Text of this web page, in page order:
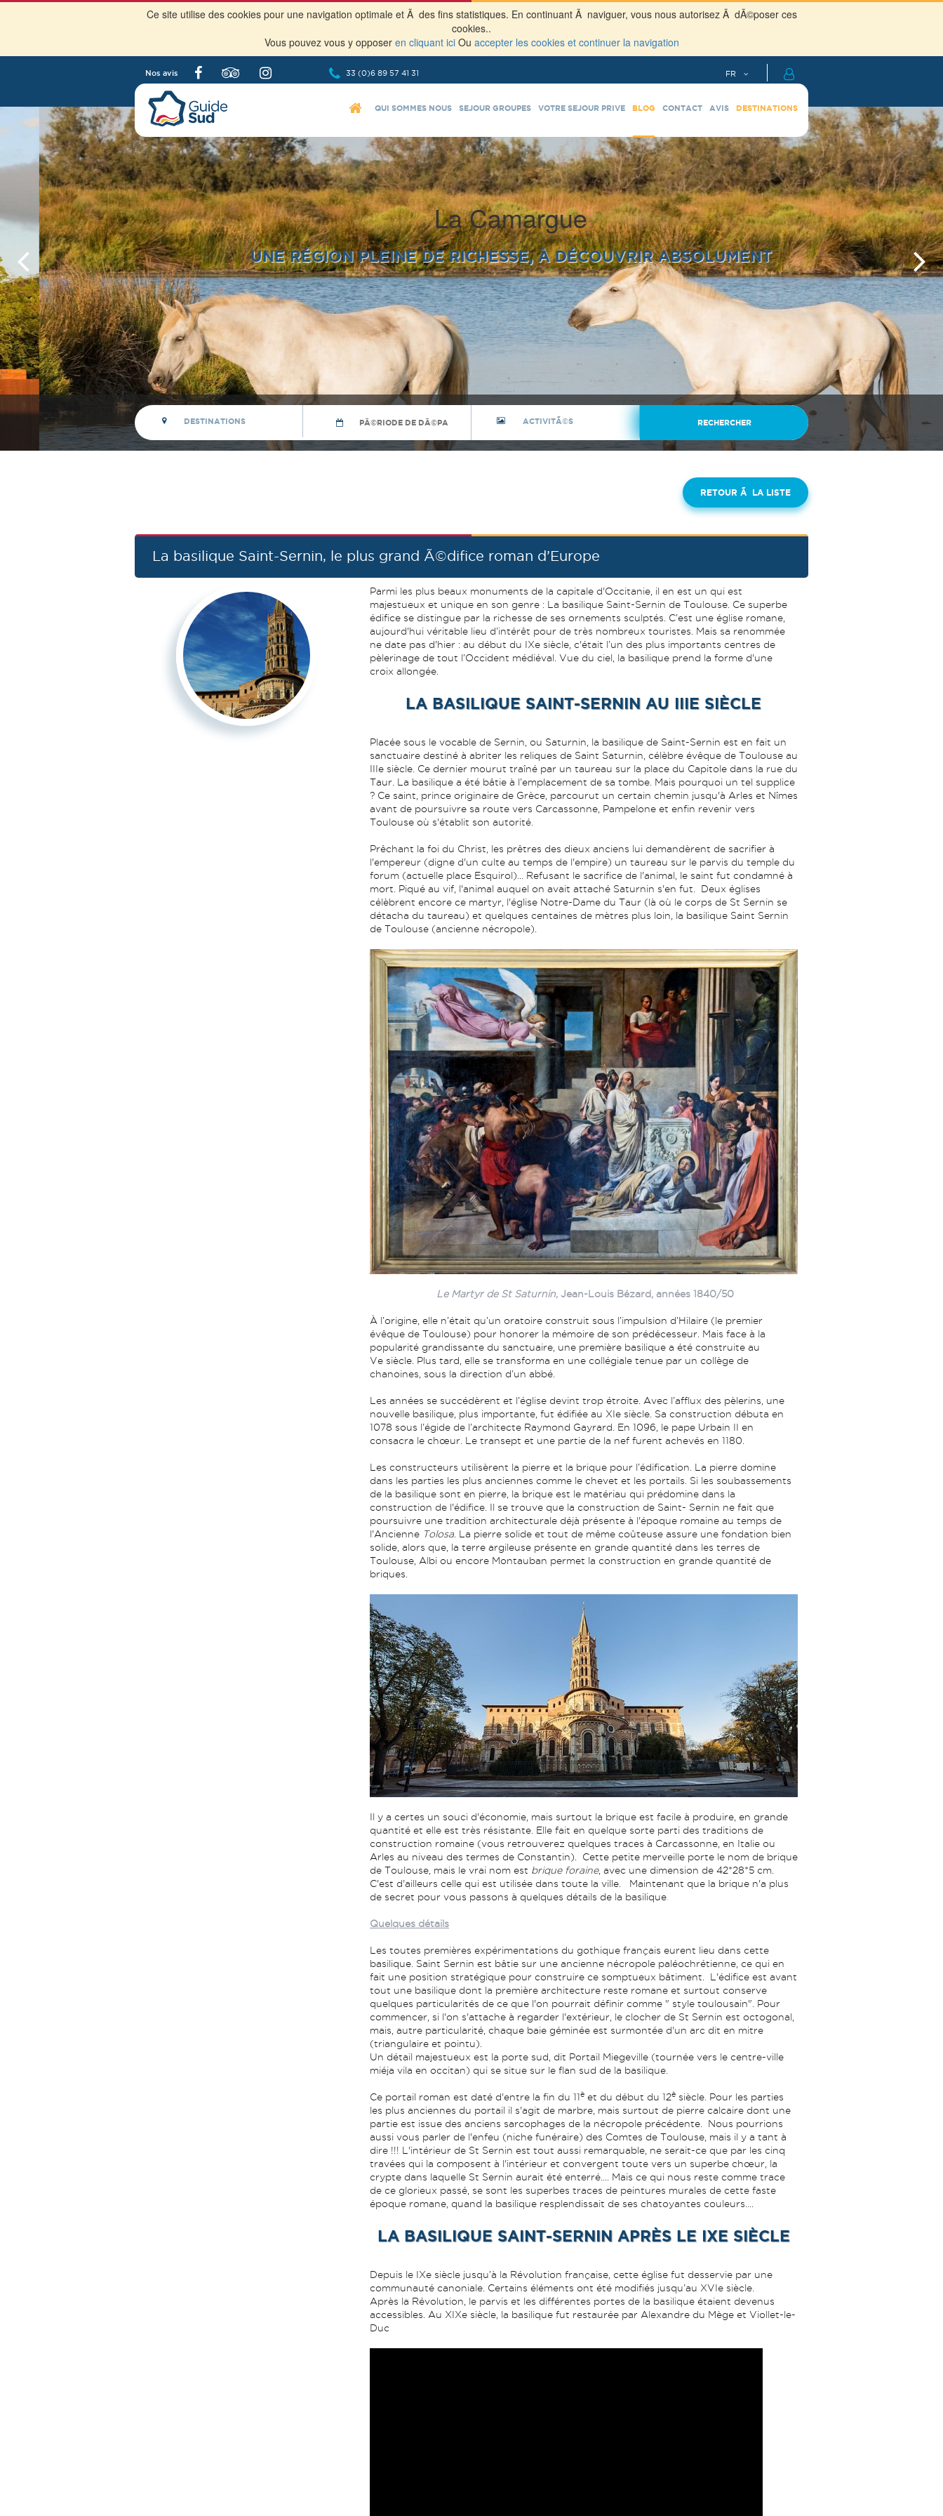
Ce site utilise des cookies pour une navigation optimale et Ã des fins statistiques. En continuant Ã naviguer, vous nous autorisez Ã dÃ©poser ces
cookies..
Vous pouvez vous y opposer en cliquant iciOu accepter les cookies et continuer la navigation
Nos avis 33 (0)6 89 57 41 31
QUI SOMMES NOUS SEJOUR GROUPES VOTRE SEJOUR PRIVE BLOG CONTACT AVIS DESTINATIONS
La Camargue
UNE RÉGION PLEINE DE RICHESSE, À DÉCOUVRIR ABSOLUMENT
RETOUR Ã LA LISTE
La basilique Saint-Sernin, le plus grand Ã©difice roman d’Europe
Parmi les plus beaux monuments de la capitale d'Occitanie, il en est un qui est
majestueux et unique en son genre : La basilique Saint-Sernin de Toulouse. Ce superbe
édifice se distingue par la richesse de ses ornements sculptés. C’est une église romane,
aujourd'hui véritable lieu d’intérêt pour de très nombreux touristes. Mais sa renommée
ne date pas d'hier : au début du IXe siècle, c'était l’un des plus importants centres de
pèlerinage de tout l’Occident médiéval. Vue du ciel, la basilique prend la forme d'une
croix allongée.
LA BASILIQUE SAINT-SERNIN AU IIIE SIÈCLE
Placée sous le vocable de Sernin, ou Saturnin, la basilique de Saint-Sernin est en fait un
sanctuaire destiné à abriter les reliques de Saint Saturnin, célèbre évêque de Toulouse au
IIIe siècle. Ce dernier mourut traîné par un taureau sur la place du Capitole dans la rue du
Taur. La basilique a été bâtie à l’emplacement de sa tombe. Mais pourquoi un tel supplice
? Ce saint, prince originaire de Grèce, parcourut un certain chemin jusqu'à Arles et Nîmes
avant de poursuivre sa route vers Carcassonne, Pampelone et enfin revenir vers
Toulouse où s'établit son autorité.
Prêchant la foi du Christ, les prêtres des dieux anciens lui demandèrent de sacrifier à
l'empereur (digne d'un culte au temps de l'empire) un taureau sur le parvis du temple du
forum (actuelle place Esquirol)... Refusant le sacrifice de l'animal, le saint fut condamné à
mort. Piqué au vif, l'animal auquel on avait attaché Saturnin s'en fut. Deux églises
célèbrent encore ce martyr, l'église Notre-Dame du Taur (là où le corps de St Sernin se
détacha du taureau) et quelques centaines de mètres plus loin, la basilique Saint Sernin
de Toulouse (ancienne nécropole).
Le Martyr de St Saturnin, Jean-Louis Bézard, années 1840/50
À l’origine, elle n’était qu’un oratoire construit sous l’impulsion d’Hilaire (le premier
évêque de Toulouse) pour honorer la mémoire de son prédécesseur. Mais face à la
popularité grandissante du sanctuaire, une première basilique a été construite au
Ve siècle. Plus tard, elle se transforma en une collégiale tenue par un collège de
chanoines, sous la direction d’un abbé.
Les années se succédèrent et l’église devint trop étroite. Avec l’afflux des pèlerins, une
nouvelle basilique, plus importante, fut édifiée au XIe siècle. Sa construction débuta en
1078 sous l’égide de l’architecte Raymond Gayrard. En 1096, le pape Urbain II en
consacra le chœur. Le transept et une partie de la nef furent achevés en 1180.
Les constructeurs utilisèrent la pierre et la brique pour l’édification. La pierre domine
dans les parties les plus anciennes comme le chevet et les portails. Si les soubassements
de la basilique sont en pierre, la brique est le matériau qui prédomine dans la
construction de l'édifice. Il se trouve que la construction de Saint- Sernin ne fait que
poursuivre une tradition architecturale déjà présente à l'époque romaine au temps de
l'Ancienne Tolosa. La pierre solide et tout de même coûteuse assure une fondation bien
solide, alors que, la terre argileuse présente en grande quantité dans les terres de
Toulouse, Albi ou encore Montauban permet la construction en grande quantité de
briques.
Il y a certes un souci d'économie, mais surtout la brique est facile à produire, en grande
quantité et elle est très résistante. Elle fait en quelque sorte parti des traditions de
construction romaine (vous retrouverez quelques traces à Carcassonne, en Italie ou
Arles au niveau des termes de Constantin). Cette petite merveille porte le nom de brique
de Toulouse, mais le vrai nom est brique foraine, avec une dimension de 42*28*5 cm.
C'est d'ailleurs celle qui est utilisée dans toute la ville. Maintenant que la brique n'a plus
de secret pour vous passons à quelques détails de la basilique.
Quelques détails
Les toutes premières expérimentations du gothique français eurent lieu dans cette
basilique. Saint Sernin est bâtie sur une ancienne nécropole paléochrétienne, ce qui en
fait une position stratégique pour construire ce somptueux bâtiment. L'édifice est avant
tout une basilique dont la première architecture reste romane et surtout conserve
quelques particularités de ce que l'on pourrait définir comme " style toulousain". Pour
commencer, si l'on s'attache à regarder l'extérieur, le clocher de St Sernin est octogonal,
mais, autre particularité, chaque baie géminée est surmontée d'un arc dit en mitre
(triangulaire et pointu).
Un détail majestueux est la porte sud, dit Portail Miegeville (tournée vers le centre-ville
miéja vila en occitan) qui se situe sur le flan sud de la basilique.
Ce portail roman est daté d'entre la fin du 11èet du début du 12èsiècle. Pour les parties
les plus anciennes du portail il s'agit de marbre, mais surtout de pierre calcaire dont une
partie est issue des anciens sarcophages de la nécropole précédente. Nous pourrions
aussi vous parler de l'enfeu (niche funéraire) des Comtes de Toulouse, mais il y a tant à
dire !!! L'intérieur de St Sernin est tout aussi remarquable, ne serait-ce que par les cinq
travées qui la composent à l'intérieur et convergent toute vers un superbe chœur, la
crypte dans laquelle St Sernin aurait été enterré.... Mais ce qui nous reste comme trace
de ce glorieux passé, se sont les superbes traces de peintures murales de cette faste
époque romane, quand la basilique resplendissait de ses chatoyantes couleurs....
LA BASILIQUE SAINT-SERNIN APRÈS LE IXE SIÈCLE
Depuis le IXe siècle jusqu’à la Révolution française, cette église fut desservie par une
communauté canoniale. Certains éléments ont été modifiés jusqu’au XVIe siècle.
Après la Révolution, le parvis et les différentes portes de la basilique étaient devenus
accessibles. Au XIXe siècle, la basilique fut restaurée par Alexandre du Mège et Viollet-le-
Duc